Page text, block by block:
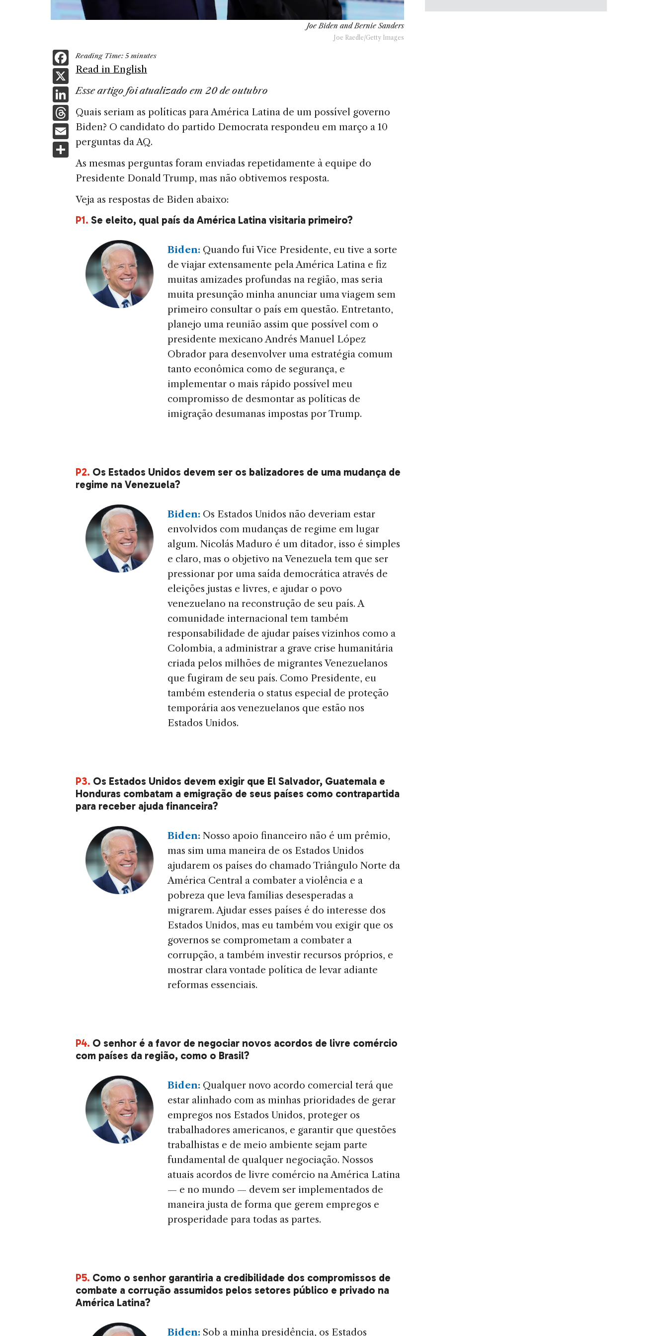
Joe Biden and Bernie Sanders
Joe Raedle/Getty Images
F
a
c
e
b
o
o
k
X
Li
n
k
e
dI
n
T
h
re
a
d
E
m
ai
S
h
ar
e
Reading Time: 5 minutes
Read in English
Esse artigo foi atualizado em 20 de outubro
Quais seriam as políticas para América Latina de um possível governo
Biden? O candidato do partido Democrata respondeu em março a 10
perguntas da AQ.
As mesmas perguntas foram enviadas repetidamente à equipe do
Presidente Donald Trump, mas não obtivemos resposta.
Veja as respostas de Biden abaixo:
P1. Se eleito, qual país da América Latina visitaria primeiro?
Biden: Quando fui Vice Presidente, eu tive a sorte
de viajar extensamente pela América Latina e fiz
muitas amizades profundas na região, mas seria
muita presunção minha anunciar uma viagem sem
primeiro consultar o país em questão. Entretanto,
planejo uma reunião assim que possível com o
presidente mexicano Andrés Manuel López
Obrador para desenvolver uma estratégia comum
tanto econômica como de segurança, e
implementar o mais rápido possível meu
compromisso de desmontar as políticas de
imigração desumanas impostas por Trump.
P2. Os Estados Unidos devem ser os balizadores de uma mudança de
regime na Venezuela?
Biden: Os Estados Unidos não deveriam estar
envolvidos com mudanças de regime em lugar
algum. Nicolás Maduro é um ditador, isso é simples
e claro, mas o objetivo na Venezuela tem que ser
pressionar por uma saída democrática através de
eleições justas e livres, e ajudar o povo
venezuelano na reconstrução de seu país. A
comunidade internacional tem também
responsabilidade de ajudar países vizinhos como a
Colombia, a administrar a grave crise humanitária
criada pelos milhões de migrantes Venezuelanos
que fugiram de seu país. Como Presidente, eu
também estenderia o status especial de proteção
temporária aos venezuelanos que estão nos
Estados Unidos.
P3. Os Estados Unidos devem exigir que El Salvador, Guatemala e
Honduras combatam a emigração de seus países como contrapartida
para receber ajuda financeira?
Biden: Nosso apoio financeiro não é um prêmio,
mas sim uma maneira de os Estados Unidos
ajudarem os países do chamado Triângulo Norte da
América Central a combater a violência e a
pobreza que leva famílias desesperadas a
migrarem. Ajudar esses países é do interesse dos
Estados Unidos, mas eu também vou exigir que os
governos se comprometam a combater a
corrupção, a também investir recursos próprios, e
mostrar clara vontade política de levar adiante
reformas essenciais.
P4. O senhor é a favor de negociar novos acordos de livre comércio
com países da região, como o Brasil?
Biden: Qualquer novo acordo comercial terá que
estar alinhado com as minhas prioridades de gerar
empregos nos Estados Unidos, proteger os
trabalhadores americanos, e garantir que questões
trabalhistas e de meio ambiente sejam parte
fundamental de qualquer negociação. Nossos
atuais acordos de livre comércio na América Latina
— e no mundo — devem ser implementados de
maneira justa de forma que gerem empregos e
prosperidade para todas as partes.
P5. Como o senhor garantiria a credibilidade dos compromissos de
combate a corrução assumidos pelos setores público e privado na
América Latina?
Biden: Sob a minha presidência, os Estados